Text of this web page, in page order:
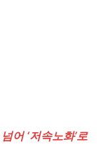
어 ‘저속노화’로